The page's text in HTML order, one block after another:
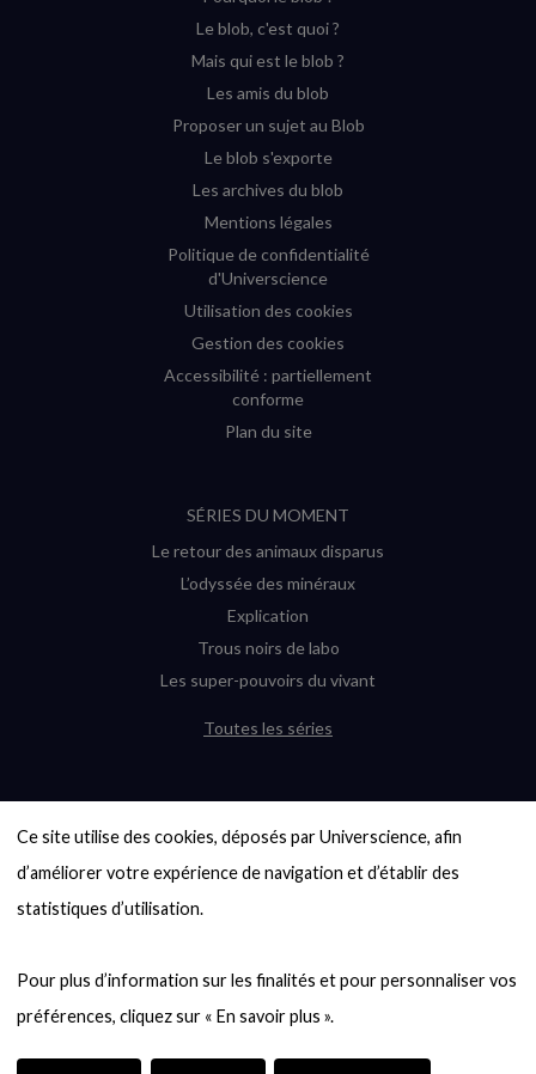
Ce site utilise des cookies, déposés par Universcience, afin
d’améliorer votre expérience de navigation et d’établir des
statistiques d’utilisation.
Pour plus d’information sur les finalités et pour personnaliser vos
Instagram
(nouvelle
Facebook
(nouvelle
Le blob, c'est quoi ?
Mais qui est le blob ?
Les amis du blob
Proposer un sujet au Blob
Le blob s'exporte
Les archives du blob
Mentions légales
Politique de confidentialité
d'Universcience
Utilisation des cookies
Gestion des cookies
Accessibilité : partiellement
conforme
Plan du site
SÉRIES DU MOMENT
Le retour des animaux disparus
L’odyssée des minéraux
Explication
Trous noirs de labo
Les super-pouvoirs du vivant
Toutes les séries
6000 exoplanètes, et pas de « Terre »
en vue ?
Quel avenir pour les cryptos ?
Entre mathématiques et politique : la
quête d’un vote équitable